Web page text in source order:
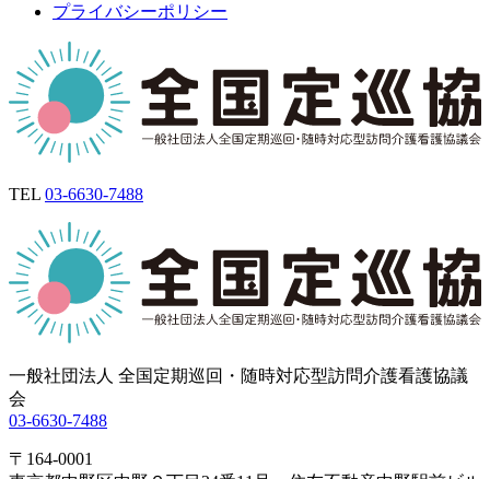
プライバシーポリシー
TEL 03-6630-7488
一般社団法人 全国定期巡回・随時対応型訪問介護看護協議
会
03-6630-7488
〒164-0001